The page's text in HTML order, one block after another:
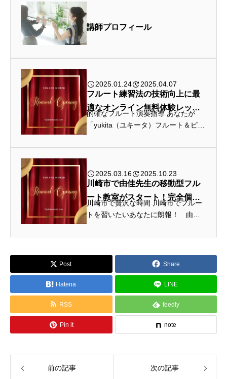
講師プロフィール
2025.01.24 2025.04.07
フルート練習法の技術向上に最
適なオンライン無料体験レッス
ン
的確なフルート演奏指導 あなたが
「yukita（ユキータ）フルート＆ピッ
ンを受けると、どの様なメリットが
たのレベル、目標、興味に合わせた...
2025.03.16 2025.10.23
川崎市で由佳先生の移動型フル
ート教室がスタート！完全個別
指導をあなたのもとへ
川崎市で贅沢な時間 川崎市でフルー
トを習いたいあなたに朗報！ 由佳
くのフルート教室」になる新しいレ
音色が、あなたの近くに。由佳先...
Post Share
Hatena LINE
RSS feedly
Pin it note
前の記事 次の記事